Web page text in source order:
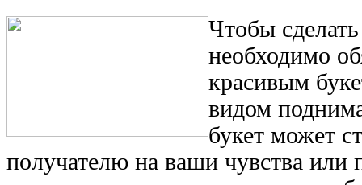
Чтобы
необходимо
красивым
видом
букет может
получателю на ваши чувства или